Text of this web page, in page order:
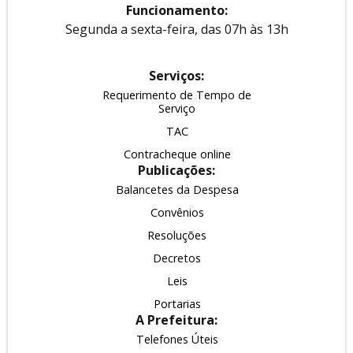
Funcionamento:
Segunda a sexta-feira, das 07h às 13h
Serviços:
Requerimento de Tempo de
Serviço
TAC
Contracheque online
Publicações:
Balancetes da Despesa
Convênios
Resoluções
Decretos
Leis
Portarias
A Prefeitura:
Telefones Úteis